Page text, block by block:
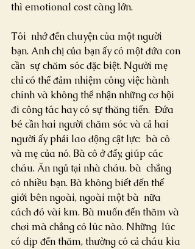
thì emotional cost càng lớn.
Tôi  nhớ đến chuyện của một người
bạn. Anh chị của bạn ấy có một đứa con
cần  sự chăm sóc đặc biệt. Người mẹ
chỉ có thể đảm nhiệm công việc hành
chính và không thể nhận những cơ hội
đi công tác hay có sự thăng tiến.  Đứa
bé cần hai người chăm sóc và cả hai
người ấy phải lao động cật lực:  bà cô
và mẹ của nó. Bà cô ở đấy, giúp các
cháu. Ăn ngủ tại nhà cháu. bà  chẳng
có nhiều bạn. Bà không biết đến thế
giới bên ngoài, ngoài một bà  nữa
cách đó vài km. Bà muốn đến thăm và
chơi mà chẳng có lúc nào. Những  lúc
có dịp đến thăm, thường có cả cháu kia